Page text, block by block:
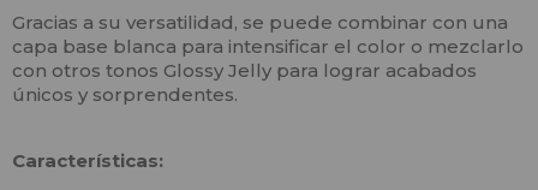
Gracias a su versatilidad, se puede combinar con una
capa base blanca para intensificar el color o mezclarlo
con otros tonos Glossy Jelly para lograr acabados
únicos y sorprendentes.
Características: